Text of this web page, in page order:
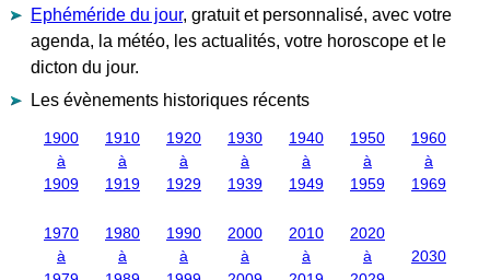
Ephéméride du jour, gratuit et personnalisé, avec votre
agenda, la météo, les actualités, votre horoscope et le
dicton du jour.
Les évènements historiques récents
1900
à
1909
1910
à
1919
1920
à
1929
1930
à
1939
1940
à
1949
1950
à
1959
1960
à
1969
1970
à
1980
à
1990
à
2000
à
2010
à
2020
à
2030